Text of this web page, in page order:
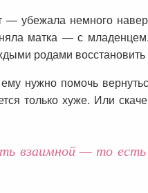
убежала немного
матка — с
родами
нужно помочь
только хуже. Или
взаимной — то есть